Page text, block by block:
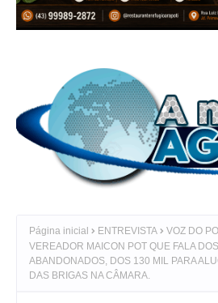
Página inicial ENTREVISTA
VOZ DO
VEREADOR MAICON POT QUE FALA
ABANDONADOS, DOS 130 MIL PARA
DAS BRIGAS NA CÂMARA.